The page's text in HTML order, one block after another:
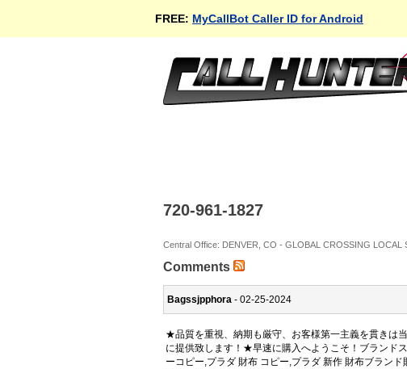
FREE: MyCallBot Caller ID for Android
720-961-1827
Central Office: DENVER, CO - GLOBAL CROSSING LOCAL
Comments
Bagssjpphora - 02-25-2024
★品質を重視、納期も厳守、お客様第一主義を貫きは
に提供致します！★早速に購入へようこそ！ブランド
ーコピー,プラダ 財布 コピー,プラダ 新作 財布ブラン